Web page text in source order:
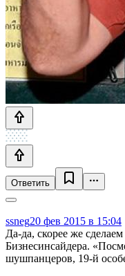
Ответить
ssneg20 фев 2015 в 15:04
Да-да, скорее же
Бизнесинсайдера.
шушпанцеров, 19-й